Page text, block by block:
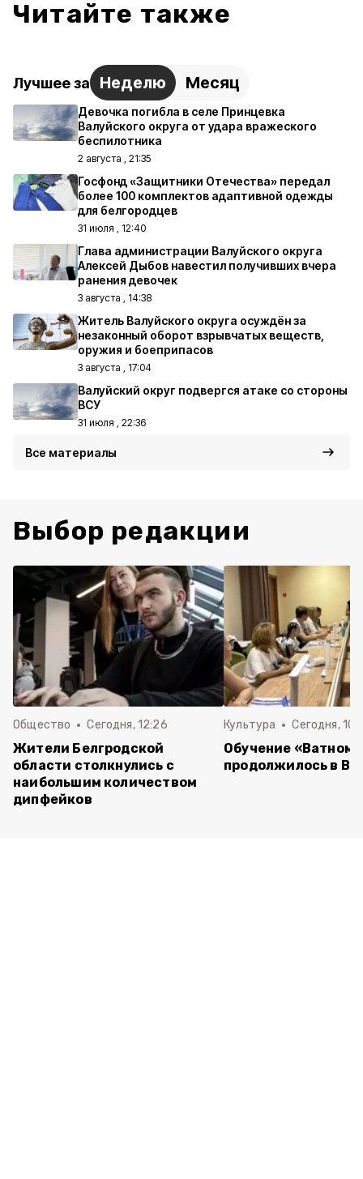
Читайте также
Лучшее за Неделю Месяц
Девочка погибла в селе Принцевка
Валуйского округа от удара вражеского
беспилотника
2 августа , 21:35
Госфонд «Защитники Отечества» передал
более 100 комплектов адаптивной одежды
для белгородцев
31 июля , 12:40
Глава администрации Валуйского округа
Алексей Дыбов навестил получивших вчера
ранения девочек
3 августа , 14:38
Житель Валуйского округа осуждён за
незаконный оборот взрывчатых веществ,
оружия и боеприпасов
3 августа , 17:04
Валуйский округ подвергся атаке со стороны
ВСУ
31 июля , 22:36
Все материалы
Выбор редакции
Общество Сегодня, 12:26
Жители Белгродской
области столкнулись с
наибольшим количеством
дипфейков
Культура Сегодня,
Обучение
продолжилось в